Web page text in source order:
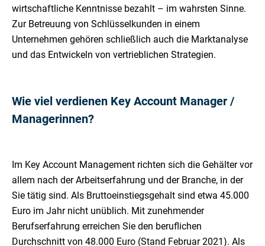
wirtschaftliche Kenntnisse bezahlt – im wahrsten Sinne.
Zur Betreuung von Schlüsselkunden in einem
Unternehmen gehören schließlich auch die Marktanalyse
und das Entwickeln von vertrieblichen Strategien.
Wie viel verdienen Key Account Manager /
Managerinnen?
Im Key Account Management richten sich die Gehälter vor
allem nach der Arbeitserfahrung und der Branche, in der
Sie tätig sind. Als Bruttoeinstiegsgehalt sind etwa 45.000
Euro im Jahr nicht unüblich. Mit zunehmender
Berufserfahrung erreichen Sie den beruflichen
Durchschnitt von 48.000 Euro (Stand Februar 2021). Als